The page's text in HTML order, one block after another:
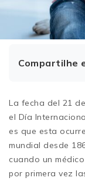
Compartilhe
La fecha del 21
el Día
es que esta
mundial desde
cuando un
por primera vez